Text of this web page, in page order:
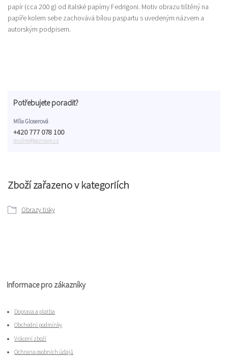
papír (cca 200 g) od italské papírny Fedrigoni. Motiv obrazu tištěný na
papíře kolem sebe zachovává bílou paspartu s uvedeným názvem a
autorským podpisem.
Zboží zařazeno v kategoriích
Obrazy tisky
Potřebujete poradit?
Míla Gloserová
+420 777 078 100
mulim@seznam.cz
Informace pro zákazníky
Doprava a platba
Obchodní podmínky
Vrácení zboží
Ochrana osobních údajů